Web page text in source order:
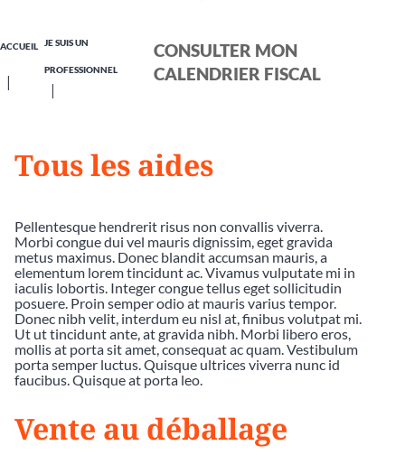
ACCUEIL JE SUIS UN
PROFESSIONNEL
CONSULTER MON
CALENDRIER FISCAL
Tous les aides
Pellentesque hendrerit risus non convallis viverra.
Morbi congue dui vel mauris dignissim, eget gravida
metus maximus. Donec blandit accumsan mauris, a
elementum lorem tincidunt ac. Vivamus vulputate mi in
iaculis lobortis. Integer congue tellus eget sollicitudin
posuere. Proin semper odio at mauris varius tempor.
Donec nibh velit, interdum eu nisl at, finibus volutpat mi.
Ut ut tincidunt ante, at gravida nibh. Morbi libero eros,
mollis at porta sit amet, consequat ac quam. Vestibulum
porta semper luctus. Quisque ultrices viverra nunc id
faucibus. Quisque at porta leo.
Vente au déballage